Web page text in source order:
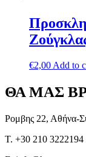
€2,00 Add to
ΘΑ ΜΑΣ
Ρομβης 22, Αθήνα-
T. +30 210 3222194